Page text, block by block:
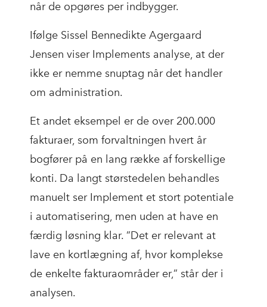
når de opgøres per indbygger.
Ifølge Sissel Bennedikte Agergaard
Jensen viser Implements analyse, at der
ikke er nemme snuptag når det handler
om administration.
Et andet eksempel er de over 200.000
fakturaer, som forvaltningen hvert år
bogfører på en lang række af forskellige
konti. Da langt størstedelen behandles
manuelt ser Implement et stort potentiale
i automatisering, men uden at have en
færdig løsning klar. ”Det er relevant at
lave en kortlægning af, hvor komplekse
de enkelte fakturaområder er,” står der i
analysen.